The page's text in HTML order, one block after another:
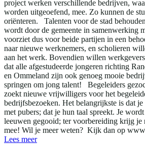
project werken verschillende bedrijven,
worden uitgeoefend, mee. Zo kunnen de
oriënteren. Talenten voor de stad
wordt door de gemeente in samenwerking
voorziet dus voor beide partijen in een
naar nieuwe werknemers, en scholieren
aan het werk. Bovendien willen
dat alle afgestudeerde jongeren richting
en Ommeland zijn ook genoeg mooie
springen om jong talent! Begeleiders
zoekt nieuwe vrijwilligers voor het
bedrijfsbezoeken. Het belangrijkste is dat
met pubers; dat je hun taal spreekt. Je
leeuwen gegooid; ter voorbereiding krijg
mee! Wil je meer weten? Kijk dan op
Lees meer